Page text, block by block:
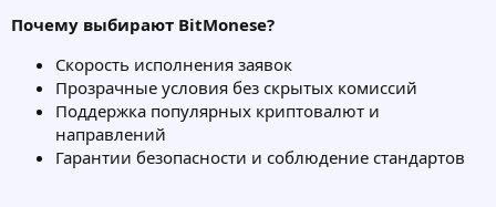
Почему выбирают BitMonese?
Скорость исполнения заявок
Прозрачные условия без скрытых комиссий
Поддержка популярных криптовалют и
направлений
Гарантии безопасности и соблюдение стандартов